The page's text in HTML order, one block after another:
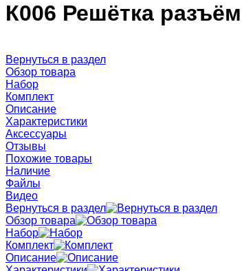
К006 Решётка
Вернуться в раздел
Обзор товара
Набор
Комплект
Описание
Характеристики
Аксессуары
Отзывы
Похожие товары
Наличие
Файлы
Видео
Вернуться в раздел
Обзор товара
Набор
Комплект
Описание